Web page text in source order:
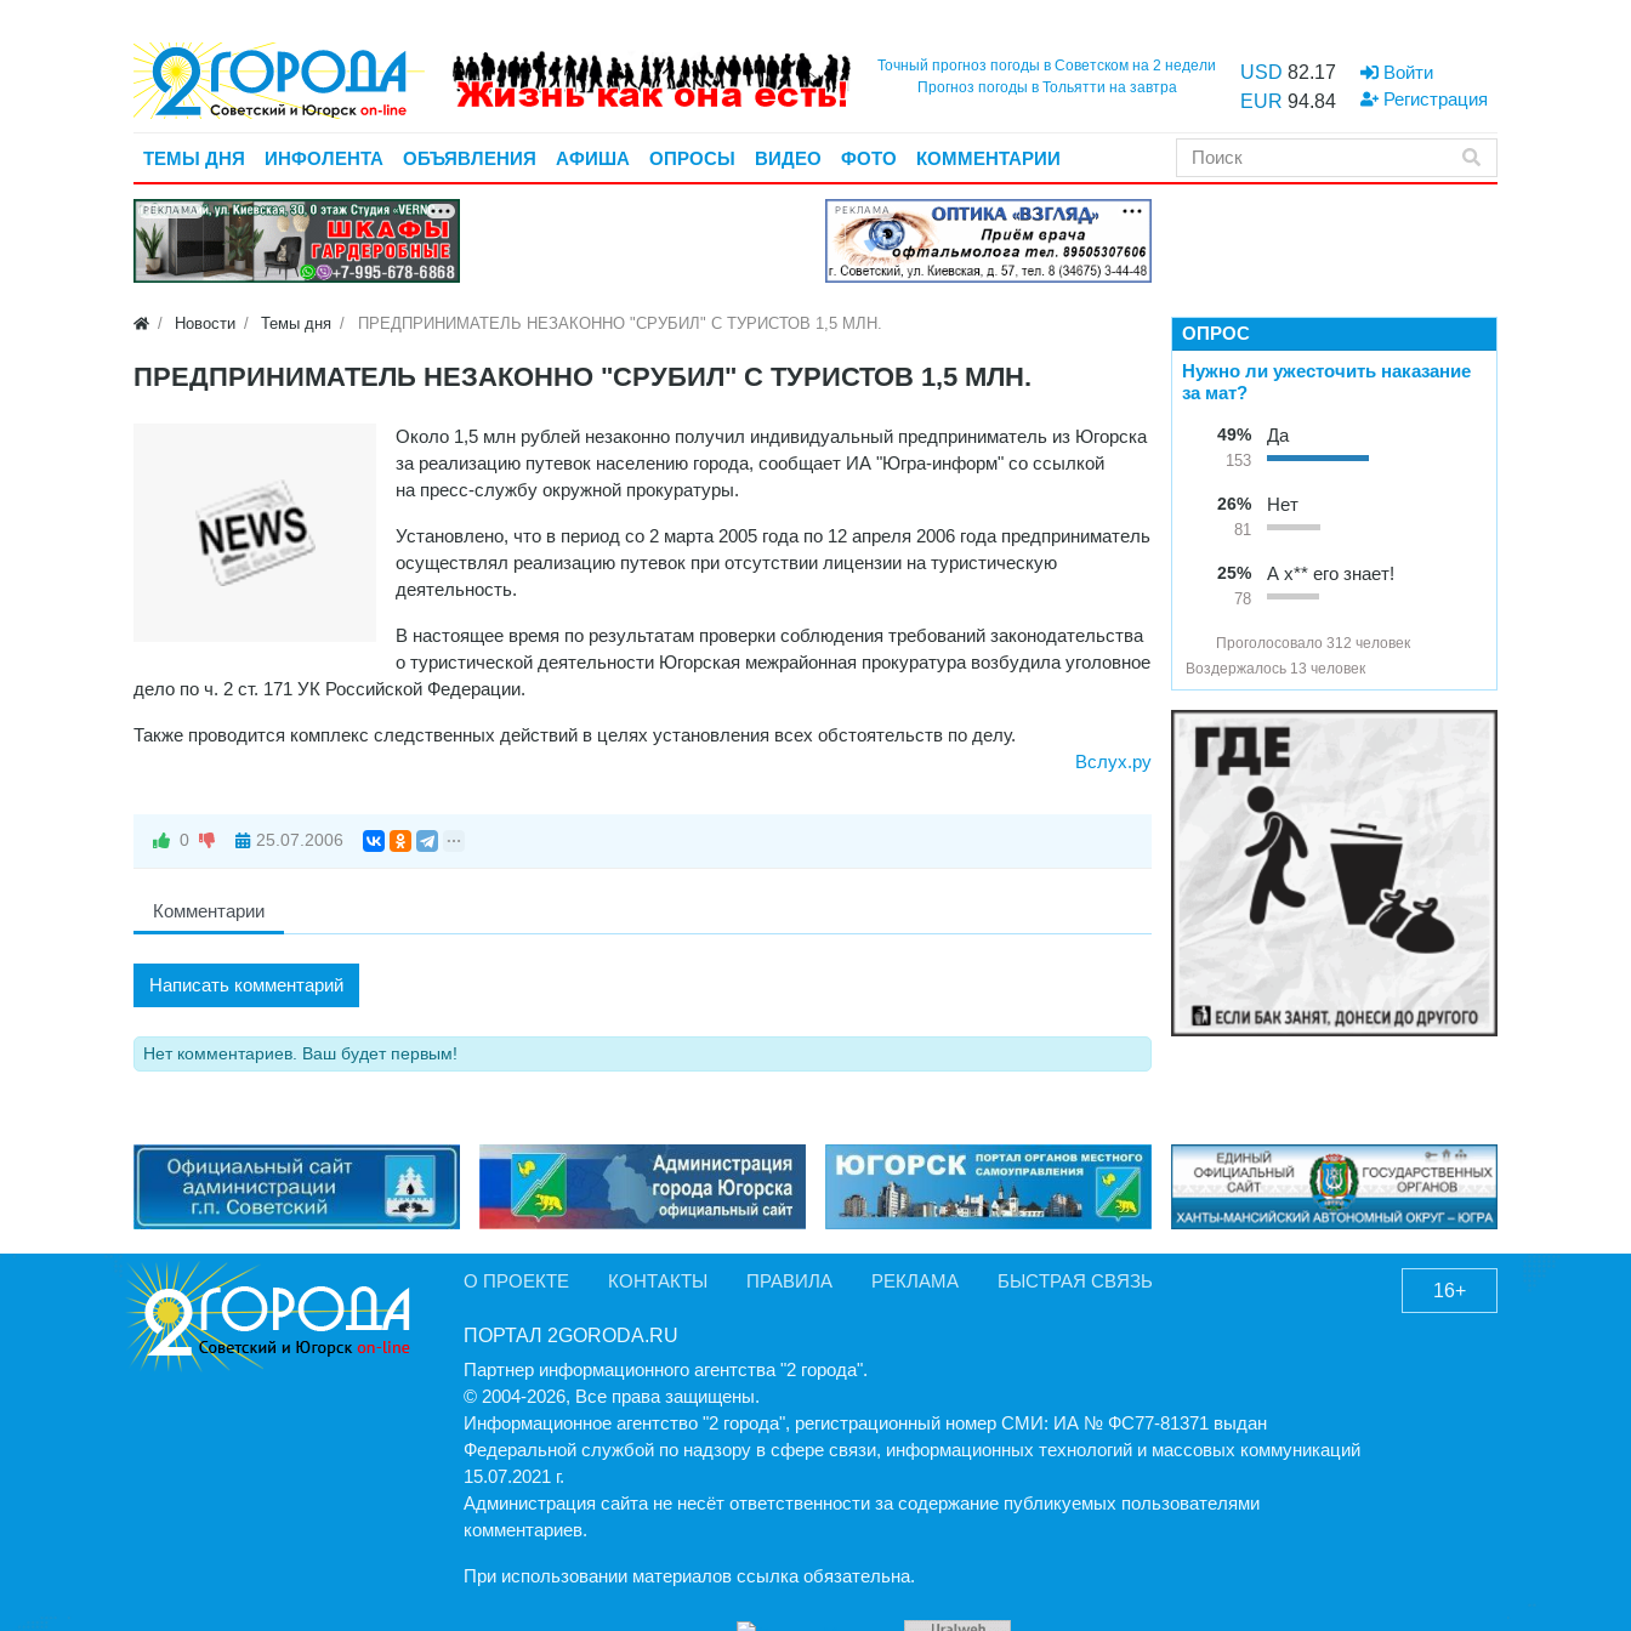
Точный прогноз погоды в Советском на 2 недели
Прогноз погоды в Тольятти на завтра
USD 82.17
EUR 94.84
Войти
Регистрация
ТЕМЫ ДНЯ ИНФОЛЕНТА ОБЪЯВЛЕНИЯ АФИША ОПРОСЫ ВИДЕО ФОТО КОММЕНТАРИИ
РЕКЛАМА РЕКЛАМА
Новости Темы дня ПРЕДПРИНИМАТЕЛЬ НЕЗАКОННО "СРУБИЛ" С ТУРИСТОВ 1,5 МЛН.
ПРЕДПРИНИМАТЕЛЬ НЕЗАКОННО "СРУБИЛ" С ТУРИСТОВ 1,5 МЛН.
Около 1,5 млн рублей незаконно получил индивидуальный предприниматель из Югорска
за реализацию путевок населению города, сообщает ИА "Югра-информ" со ссылкой
на пресс-службу окружной прокуратуры.
Установлено, что в период со 2 марта 2005 года по 12 апреля 2006 года предприниматель
осуществлял реализацию путевок при отсутствии лицензии на туристическую
деятельность.
В настоящее время по результатам проверки соблюдения требований законодательства
о туристической деятельности Югорская межрайонная прокуратура возбудила уголовное
дело по ч. 2 ст. 171 УК Российской Федерации.
Также проводится комплекс следственных действий в целях установления всех обстоятельств по делу.
Вслух.ру
0 25.07.2006
Комментарии
Написать комментарий
Нет комментариев. Ваш будет первым!
ОПРОС
Нужно ли ужесточить наказание
за мат?
49%
153
Да
26%
81
Нет
25%
78
А х** его знает!
Проголосовало 312 человек
Воздержалось 13 человек
О ПРОЕКТЕ КОНТАКТЫ ПРАВИЛА РЕКЛАМА БЫСТРАЯ СВЯЗЬ
ПОРТАЛ 2GORODA.RU
Партнер информационного агентства "2 города".
© 2004-2026, Все права защищены.
Информационное агентство "2 города", регистрационный номер СМИ: ИА № ФС77-81371 выдан
Федеральной службой по надзору в сфере связи, информационных технологий и массовых коммуникаций
15.07.2021 г.
Администрация cайта не несёт ответственности за содержание публикуемых пользователями
комментариев.
При использовании материалов ссылка обязательна.
16+